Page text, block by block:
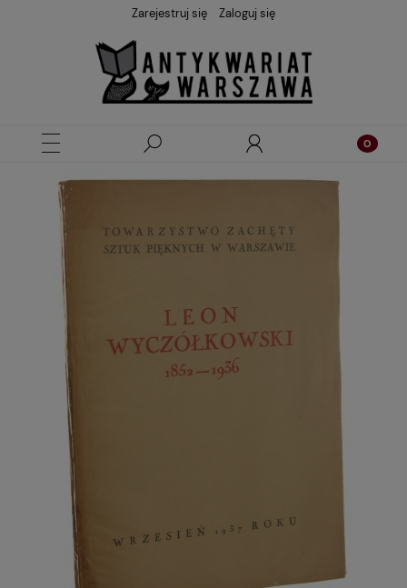
Zarejestruj się Zaloguj się